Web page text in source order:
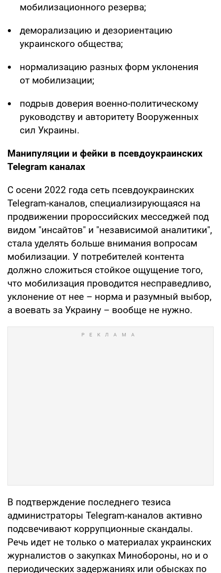
мобилизационного резерва;
деморализацию и дезориентацию
украинского общества;
нормализацию разных форм уклонения
от мобилизации;
подрыв доверия военно-политическому
руководству и авторитету Вооруженных
сил Украины.
Манипуляции и фейки в псевдоукраинских
Telegram каналах
С осени 2022 года сеть псевдоукраинских
Telegram-каналов, специализирующаяся на
продвижении пророссийских месседжей под
видом "инсайтов" и "независимой аналитики",
стала уделять больше внимания вопросам
мобилизации. У потребителей контента
должно сложиться стойкое ощущение того,
что мобилизация проводится несправедливо,
уклонение от нее – норма и разумный выбор,
а воевать за Украину – вообще не нужно.
В подтверждение последнего тезиса
администраторы Telegram-каналов активно
подсвечивают коррупционные скандалы.
Речь идет не только о материалах украинских
журналистов о закупках Минобороны, но и о
периодических задержаниях или обысках по